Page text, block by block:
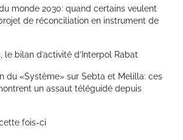
monde 2030: quand certains veulent
de réconciliation en instrument de
le bilan d’activité d’Interpol Rabat
du «Système» sur Sebta et Melilla: ces
un assaut téléguidé depuis
fois-ci